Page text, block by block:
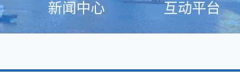
新闻中心 互动平台